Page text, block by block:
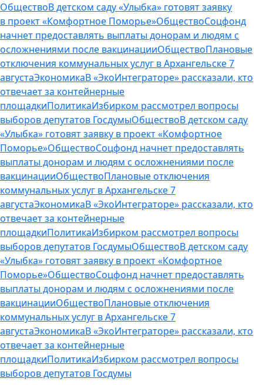
ОбществоВ детском саду «Улыбка» готовят заявку
в проект «Комфортное Поморье»ОбществоСоцфонд
начнет предоставлять выплаты донорам и людям с
осложнениями после вакцинацииОбществоПлановые
отключения коммунальных услуг в Архангельске 7
августаЭкономикаВ «ЭкоИнтеграторе» рассказали, кто
отвечает за контейнерные
площадкиПолитикаИзбирком рассмотрел вопросы
выборов депутатов ГосдумыОбществоВ детском саду
«Улыбка» готовят заявку в проект «Комфортное
Поморье»ОбществоСоцфонд начнет предоставлять
выплаты донорам и людям с осложнениями после
вакцинацииОбществоПлановые отключения
коммунальных услуг в Архангельске 7
августаЭкономикаВ «ЭкоИнтеграторе» рассказали, кто
отвечает за контейнерные
площадкиПолитикаИзбирком рассмотрел вопросы
выборов депутатов ГосдумыОбществоВ детском саду
«Улыбка» готовят заявку в проект «Комфортное
Поморье»ОбществоСоцфонд начнет предоставлять
выплаты донорам и людям с осложнениями после
вакцинацииОбществоПлановые отключения
коммунальных услуг в Архангельске 7
августаЭкономикаВ «ЭкоИнтеграторе» рассказали, кто
отвечает за контейнерные
площадкиПолитикаИзбирком рассмотрел вопросы
выборов депутатов Госдумы